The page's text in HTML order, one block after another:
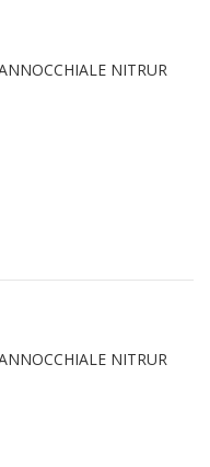
NITRUR
NITRUR